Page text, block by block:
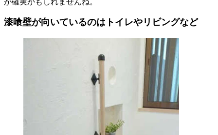
漆喰壁が向いているのはトイレやリビングなど